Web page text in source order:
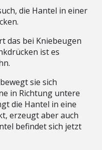
die Hantel in einer
das bei Kniebeugen
ist es
sie sich
in Richtung untere
die Hantel in eine
erzeugt aber auch
befindet sich jetzt